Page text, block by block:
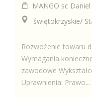
MANGO sc
świętokrzyskie/
Rozwożenie towaru
Wymagania
zawodowe
Uprawnienia: Prawo...